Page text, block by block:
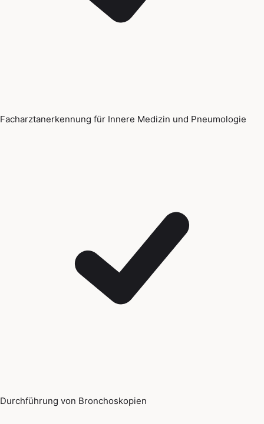
Facharztanerkennung für Innere Medizin und Pneumologie
Durchführung von Bronchoskopien